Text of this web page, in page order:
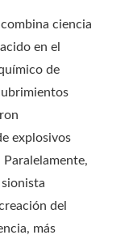
ciencia
en el
de
explosivos
del
más